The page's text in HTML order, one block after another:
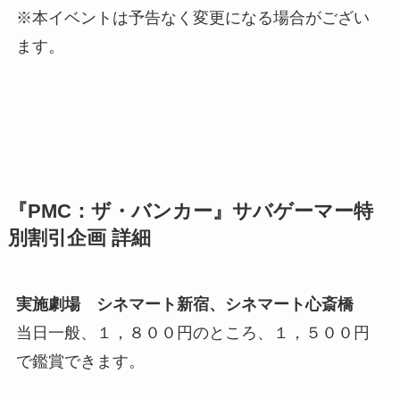
※本イベントは予告なく変更になる場合がござい
ます。
『PMC：ザ・バンカー』サバゲーマー特
別割引企画 詳細
実施劇場 シネマート新宿、シネマート心斎橋
当日一般、１，８００円のところ、１，５００円
で鑑賞できます。